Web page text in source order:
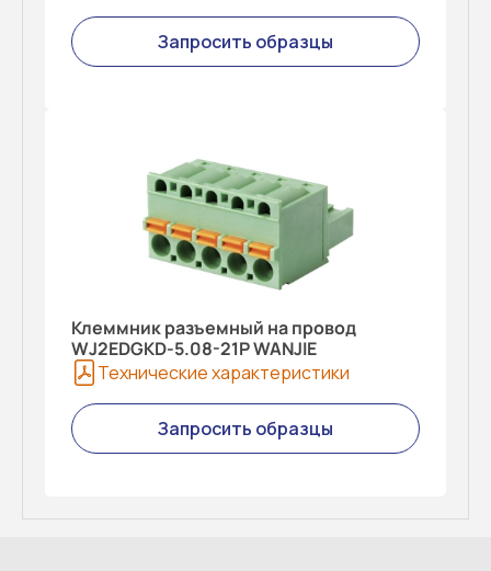
Запросить образцы
Клеммник разъемный на провод
WJ2EDGKD-5.08-21P WANJIE
Технические характеристики
Запросить образцы